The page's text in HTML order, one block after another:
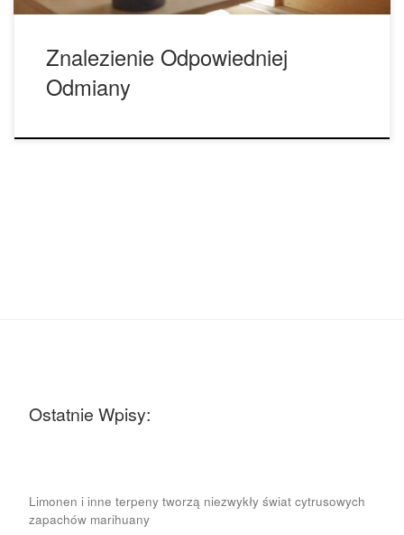
Znalezienie Odpowiedniej
Odmiany
Ostatnie Wpisy:
Limonen i inne terpeny tworzą niezwykły świat cytrusowych
zapachów marihuany